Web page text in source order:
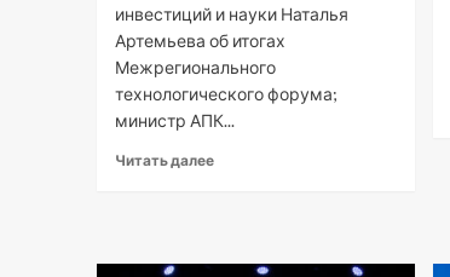
инвестиций и науки Наталья
Артемьева об итогах
Межрегионального
технологического форума;
министр АПК...
Читать далее